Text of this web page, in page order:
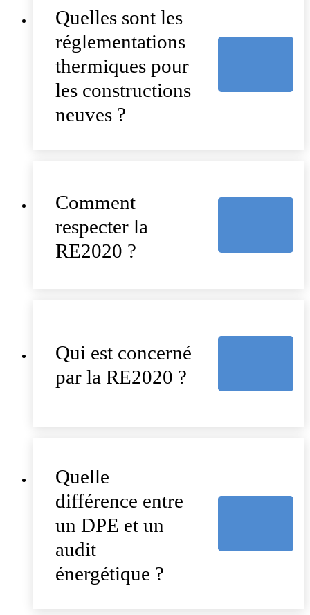
Quelles sont les
réglementations
thermiques pour
les constructions
neuves ?
Comment
respecter la
RE2020 ?
Qui est concerné
par la RE2020 ?
Quelle
différence entre
un DPE et un
audit
énergétique ?